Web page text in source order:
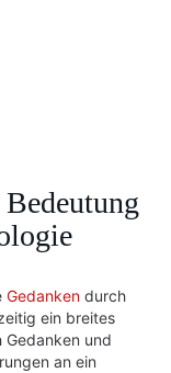
Gedanken durch
ein breites
und
an ein